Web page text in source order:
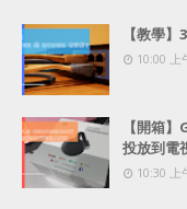
【教學
10:00 上
【開箱
投放到電
10:30 上